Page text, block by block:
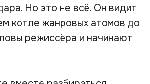
Но это не всё. Он видит
котле жанровых атомов до
режиссёра и начинают